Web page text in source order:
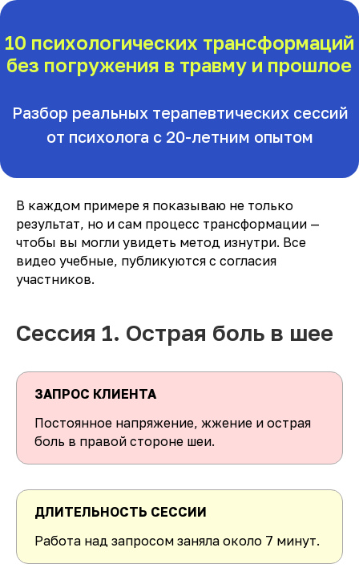
без погружения в травму и прошлое
Разбор реальных терапевтических сессий
В каждом примере я показываю не только
результат, но и сам процесс трансформации —
чтобы вы могли увидеть метод изнутри. Все
видео учебные, публикуются с согласия
участников.
Сессия 1. Острая боль в шее
ЗАПРОС КЛИЕНТА
Постоянное напряжение, жжение и острая
боль в правой стороне шеи.
ДЛИТЕЛЬНОСТЬ СЕССИИ
Работа над запросом заняла около 7 минут.